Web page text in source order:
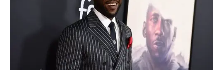
A második „Ne féljetek” elnevezésű demonstrációt
a Szent György térre szervezik, délután 16 órás